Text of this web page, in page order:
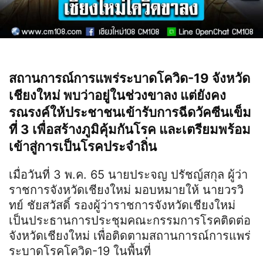
สถานการณ์การแพร่ระบาดโควิด-19 จังหวัด
เชียงใหม่ พบว่าอยู่ในช่วงขาลง แต่ยังคง
รณรงค์ให้ประชาชนเข้ารับการฉีดวัคซีนเข็ม
ที่ 3 เพื่อสร้างภูมิคุ้มกันโรค และเตรียมพร้อม
เข้าสู่การเป็นโรคประจำถิ่น
เมื่อวันที่ 3 พ.ค. 65 นายประจญ ปรัชญ์สกุล ผู้ว่า
ราชการจังหวัดเชียงใหม่ มอบหมายให้ นายวรวิ
ทย์ ชัยสวัสดิ์ รองผู้ว่าราชการจังหวัดเชียงใหม่
เป็นประธานการประชุมคณะกรรมการโรคติดต่อ
จังหวัดเชียงใหม่ เพื่อติดตามสถานการณ์การแพร่
ระบาดโรคโควิด-19 ในพื้นที่